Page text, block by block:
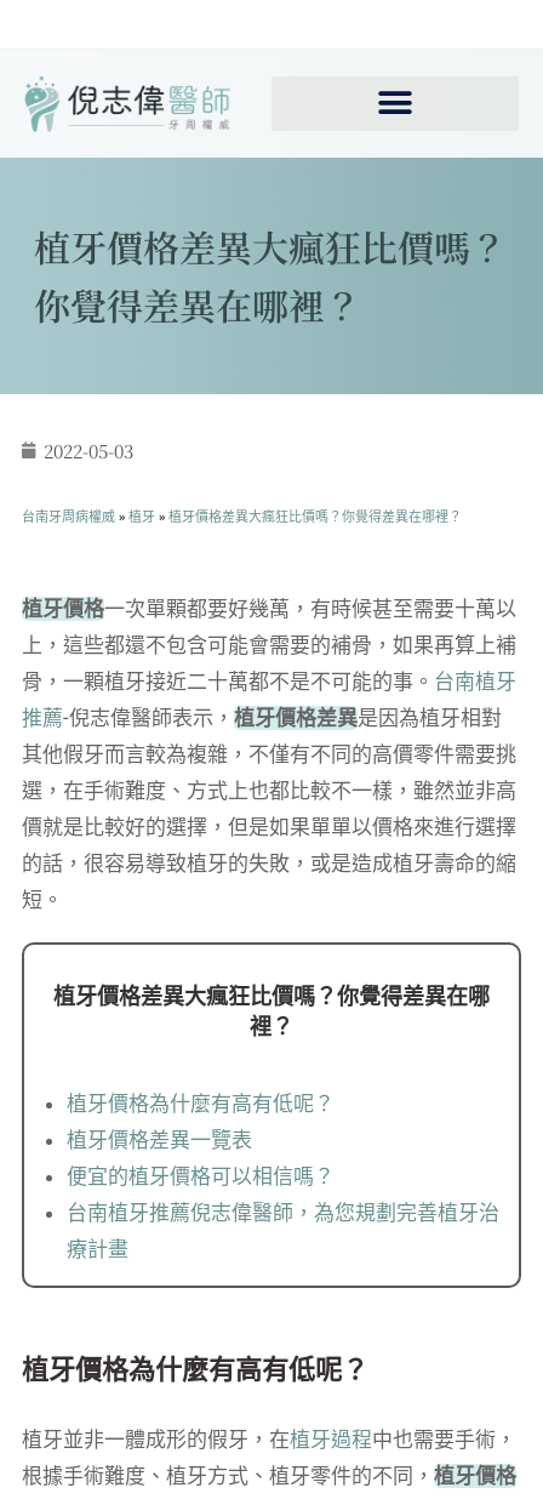
植牙價格差異大瘋狂比價嗎？
你覺得差異在哪裡？
2022-05-03
台南牙周病權威 » 植牙 » 植牙價格差異大瘋狂比價嗎？你覺得差異在哪裡？
植牙價格一次單顆都要好幾萬，有時候甚至需要十萬以
上，這些都還不包含可能會需要的補骨，如果再算上補
骨，一顆植牙接近二十萬都不是不可能的事。 台南植牙
推薦-倪志偉醫師表示， 植牙價格差異是因為植牙相對
其他假牙而言較為複雜，不僅有不同的高價零件需要挑
選，在手術難度、方式上也都比較不一樣，雖然並非高
價就是比較好的選擇，但是如果單單以價格來進行選擇
的話，很容易導致植牙的失敗，或是造成植牙壽命的縮
短。
植牙價格差異大瘋狂比價嗎？你覺得差異在哪
裡？
植牙價格為什麼有高有低呢？
植牙價格差異一覽表
便宜的植牙價格可以相信嗎？
台南植牙推薦倪志偉醫師，為您規劃完善植牙治
療計畫
植牙價格為什麼有高有低呢？
植牙並非一體成形的假牙，在植牙過程中也需要手術，
根據手術難度、植牙方式、植牙零件的不同， 植牙價格